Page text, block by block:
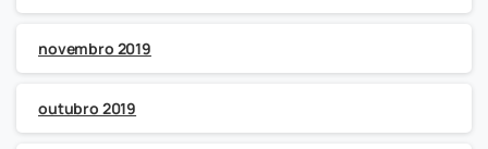
novembro 2019
outubro 2019